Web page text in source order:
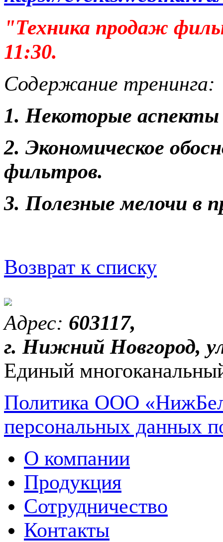
"Техника продаж
11:30.
Содержание тренинга:
1. Некоторые
2. Экономическое
фильтров.
3. Полезные мелочи в
Возврат к списку
Адрес: 603117,
г. Нижний Новгород,
Единый
Политика ООО
персональных данных
О компании
Продукция
Сотрудничество
Контакты